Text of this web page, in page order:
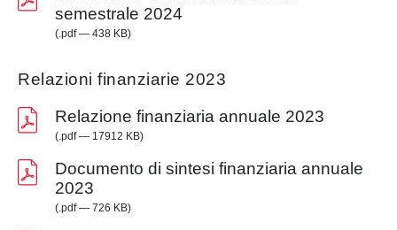
semestrale 2024
(.pdf — 438 KB)
Relazioni finanziarie 2023
Relazione finanziaria annuale 2023
(.pdf — 17912 KB)
Documento di sintesi finanziaria annuale
2023
(.pdf — 726 KB)